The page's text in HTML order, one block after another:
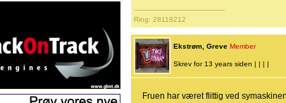
-------------------------------------------
Ring: 28118212
Ekstrøm, Greve Member
Skrev for 13 years siden | | | |
Fruen har været flittig ved